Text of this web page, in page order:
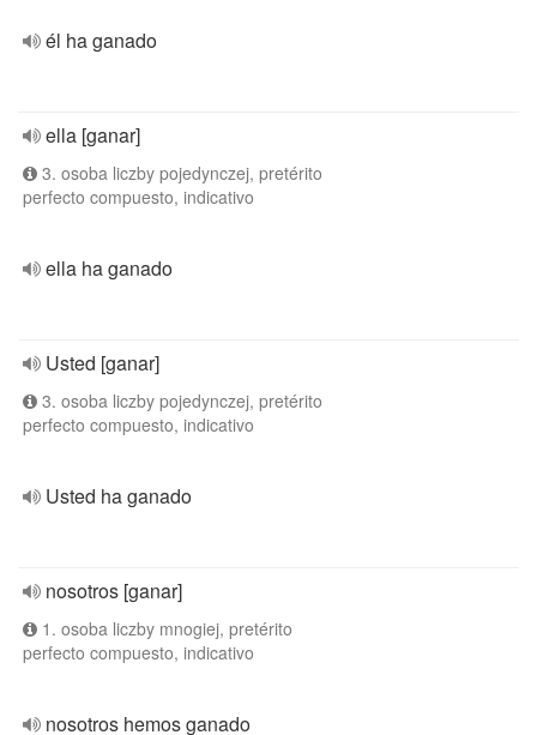
él ha ganado
ella [ganar]
3. osoba liczby pojedynczej, pretérito
perfecto compuesto, indicativo
ella ha ganado
Usted [ganar]
3. osoba liczby pojedynczej, pretérito
perfecto compuesto, indicativo
Usted ha ganado
nosotros [ganar]
1. osoba liczby mnogiej, pretérito
perfecto compuesto, indicativo
nosotros hemos ganado